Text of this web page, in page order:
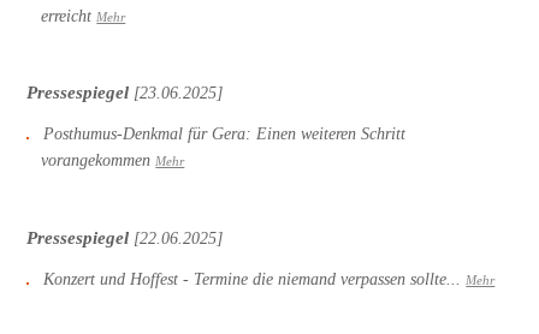
erreicht Mehr
Pressespiegel [23.06.2025]
Posthumus-Denkmal für Gera: Einen weiteren Schritt
vorangekommen Mehr
Pressespiegel [22.06.2025]
Konzert und Hoffest - Termine die niemand verpassen sollte... Mehr